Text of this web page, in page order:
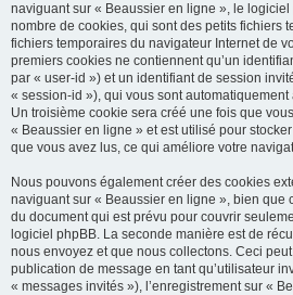
naviguant sur « Beaussier en ligne », le
nombre de cookies, qui sont des petits fichiers
fichiers temporaires du navigateur Internet de
premiers cookies ne contiennent qu’un
par « user-id ») et un identifiant de session
« session-id »), qui vous sont
Un troisième cookie sera créé une fois que
« Beaussier en ligne » et est utilisé pour
que vous avez lus, ce qui améliore votre
Nous pouvons également créer des cookies
naviguant sur « Beaussier en ligne », bien que
du document qui est prévu pour couvrir
logiciel phpBB. La seconde manière est de
nous envoyez et que nous collectons. Ceci
publication de message en tant qu’utilisateur
« messages invités »), l’enregistrement sur «